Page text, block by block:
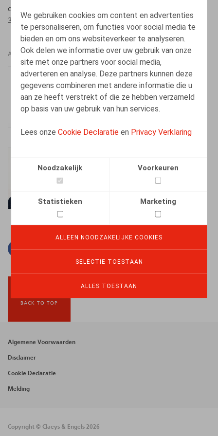
We gebruiken cookies om content en advertenties
te personaliseren, om functies voor social media te
bieden en om ons websiteverkeer te analyseren.
Ook delen we informatie over uw gebruik van onze
site met onze partners voor social media,
adverteren en analyse. Deze partners kunnen deze
gegevens combineren met andere informatie die u
aan ze heeft verstrekt of die ze hebben verzameld
op basis van uw gebruik van hun services.
Lees onzeCookie Declaratie en Privacy Verklaring
Noodzakelijk Voorkeuren
Statistieken Marketing
ALLEEN NOODZAKELIJKE COOKIES
SELECTIE TOESTAAN
ALLES TOESTAAN
dood! Leve het Sociaal Strafwetboek!, Or. 2024, afl. 10,
358-374
AUTEURS
Charlotte Pil
Senior Associate
Vennoot
Facebook
TwitterLinkedin
E-mail
BACK TO TOP
Footer
menu
Algemene Voorwaarden
Disclaimer
Cookie Declaratie
Melding
Copyright © Claeys & Engels 2026